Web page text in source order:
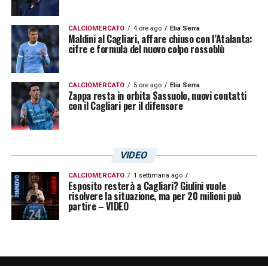
CALCIOMERCATO 4 ore ago Elia Serra
Maldini al Cagliari, affare chiuso con l’Atalanta:
cifre e formula del nuovo colpo rossoblù
CALCIOMERCATO 5 ore ago Elia Serra
Zappa resta in orbita Sassuolo, nuovi contatti
con il Cagliari per il difensore
VIDEO
CALCIOMERCATO 1 settimana ago
Esposito resterà a Cagliari? Giulini vuole
risolvere la situazione, ma per 20 milioni può
partire – VIDEO